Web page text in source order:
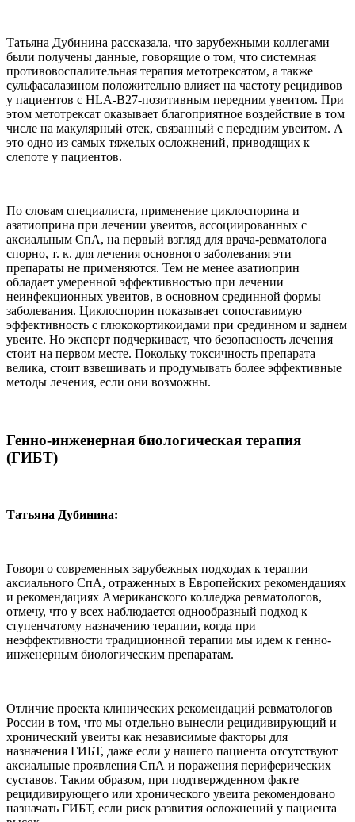
Татьяна Дубинина рассказала, что зарубежными коллегами
были получены данные, говорящие о том, что системная
противовоспалительная терапия метотрексатом, а также
сульфасалазином положительно влияет на частоту рецидивов
у пациентов с HLA-В27-позитивным передним увеитом. При
этом метотрексат оказывает благоприятное воздействие в том
числе на макулярный отек, связанный с передним увеитом. А
это одно из самых тяжелых осложнений, приводящих к
слепоте у пациентов.
По словам специалиста, применение циклоспорина и
азатиоприна при лечении увеитов, ассоциированных с
аксиальным СпА, на первый взгляд для врача-ревматолога
спорно, т. к. для лечения основного заболевания эти
препараты не применяются. Тем не менее азатиоприн
обладает умеренной эффективностью при лечении
неинфекционных увеитов, в основном срединной формы
заболевания. Циклоспорин показывает сопоставимую
эффективность с глюкокортикоидами при срединном и заднем
увеите. Но эксперт подчеркивает, что безопасность лечения
стоит на первом месте. Покольку токсичность препарата
велика, стоит взвешивать и продумывать более эффективные
методы лечения, если они возможны.
Генно-инженерная биологическая терапия
(ГИБТ)
Татьяна Дубинина:
Говоря о современных зарубежных подходах к терапии
аксиального СпА, отраженных в Европейских рекомендациях
и рекомендациях Американского колледжа ревматологов,
отмечу, что у всех наблюдается однообразный подход к
ступенчатому назначению терапии, когда при
неэффективности традиционной терапии мы идем к генно-
инженерным биологическим препаратам.
Отличие проекта клинических рекомендаций ревматологов
России в том, что мы отдельно вынесли рецидивирующий и
хронический увеиты как независимые факторы для
назначения ГИБТ, даже если у нашего пациента отсутствуют
аксиальные проявления СпА и поражения периферических
суставов. Таким образом, при подтвержденном факте
рецидивирующего или хронического увеита рекомендовано
назначать ГИБТ, если риск развития осложнений у пациента